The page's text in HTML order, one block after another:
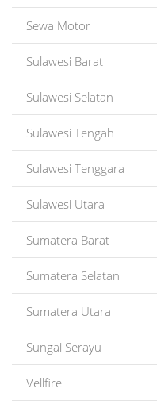
Sewa Motor
Sulawesi Barat
Sulawesi Selatan
Sulawesi Tengah
Sulawesi Tenggara
Sulawesi Utara
Sumatera Barat
Sumatera Selatan
Sumatera Utara
Sungai Serayu
Vellfire